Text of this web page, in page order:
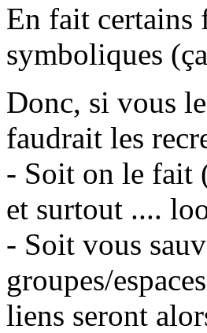
En fait certains
symboliques
Donc, si vous
faudrait les
- Soit on le fait
et surtout ....
- Soit vous
groupes/
liens seront